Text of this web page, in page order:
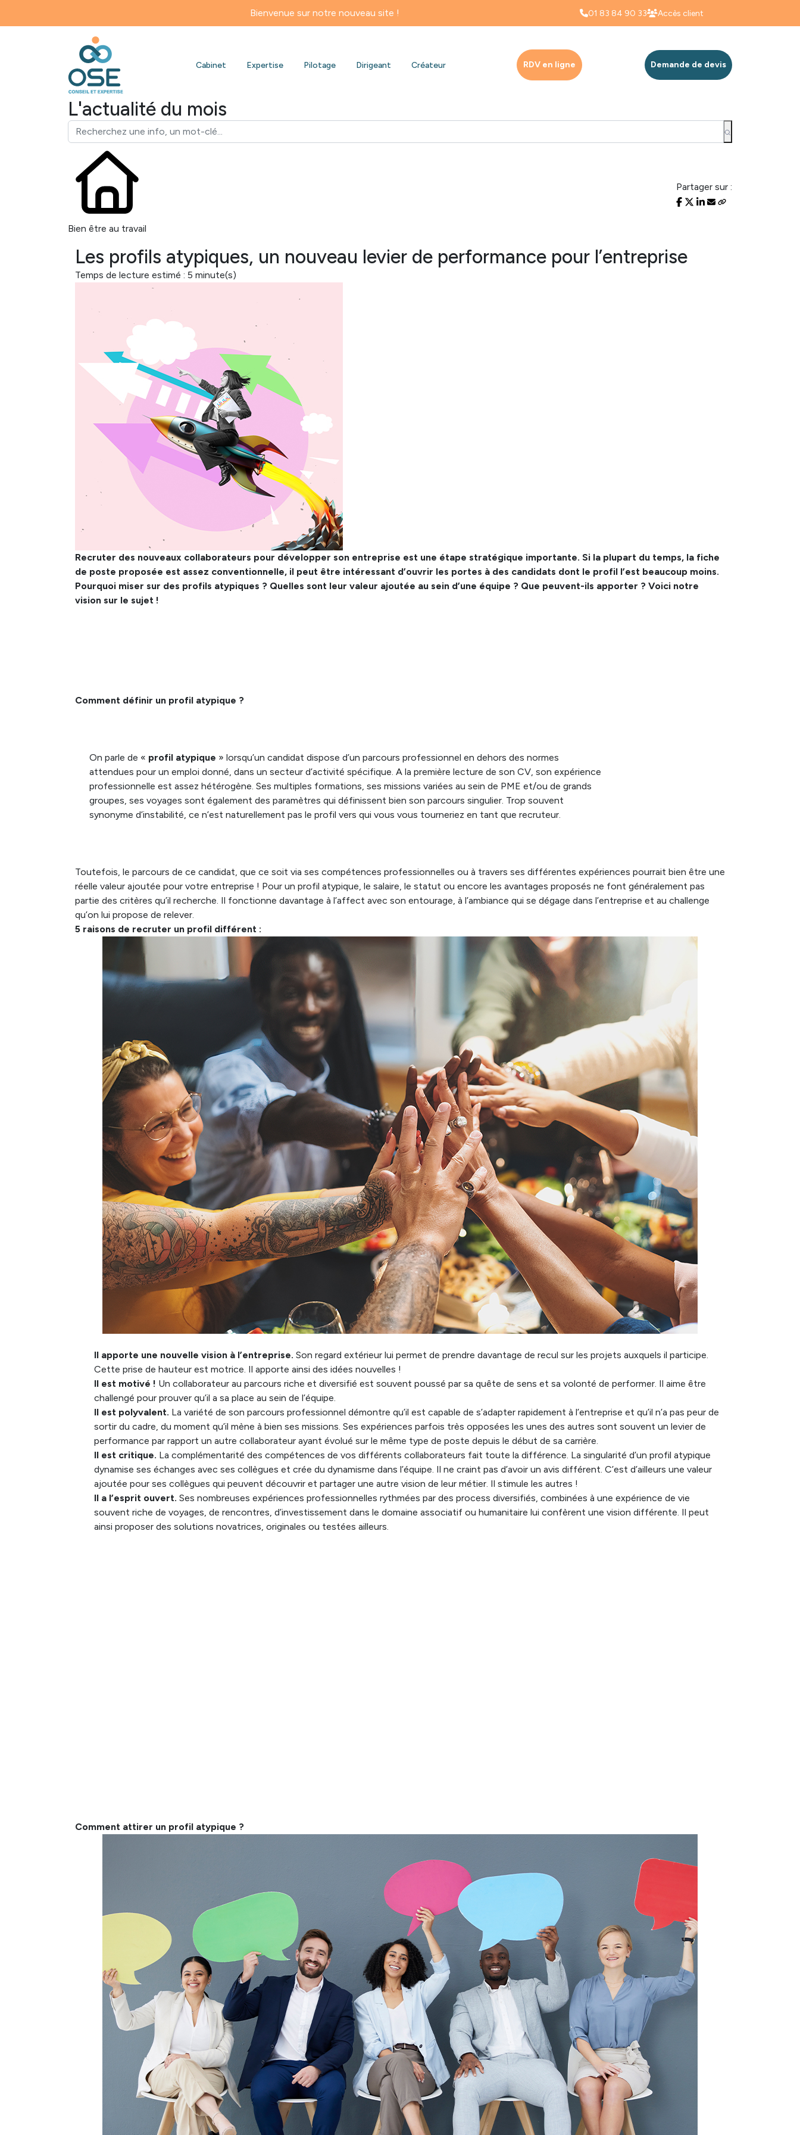
Bienvenue sur notre nouveau site ! 01 83 84 90 33 Accès client
Cabinet Expertise Pilotage Dirigeant Créateur RDV en ligne Demande de devis
L'actualité du mois
Bien être au travail
Partager sur :
Les profils atypiques, un nouveau levier de performance pour l’entreprise
Temps de lecture estimé : 5 minute(s)
Recruter des nouveaux collaborateurs pour développer son entreprise est une étape stratégique importante. Si la plupart du temps, la fiche
de poste proposée est assez conventionnelle, il peut être intéressant d’ouvrir les portes à des candidats dont le profil l’est beaucoup moins.
Pourquoi miser sur des profils atypiques ? Quelles sont leur valeur ajoutée au sein d’une équipe ? Que peuvent-ils apporter ? Voici notre
vision sur le sujet !
Comment définir un profil atypique ?
On parle de « profil atypique » lorsqu’un candidat dispose d’un parcours professionnel en dehors des normes
attendues pour un emploi donné, dans un secteur d’activité spécifique. A la première lecture de son CV, son expérience
professionnelle est assez hétérogène. Ses multiples formations, ses missions variées au sein de PME et/ou de grands
groupes, ses voyages sont également des paramètres qui définissent bien son parcours singulier. Trop souvent
synonyme d’instabilité, ce n’est naturellement pas le profil vers qui vous vous tourneriez en tant que recruteur.
Toutefois, le parcours de ce candidat, que ce soit via ses compétences professionnelles ou à travers ses différentes expériences pourrait bien être une
réelle valeur ajoutée pour votre entreprise ! Pour un profil atypique, le salaire, le statut ou encore les avantages proposés ne font généralement pas
partie des critères qu’il recherche. Il fonctionne davantage à l’affect avec son entourage, à l’ambiance qui se dégage dans l’entreprise et au challenge
qu’on lui propose de relever.
5 raisons de recruter un profil différent :
Il apporte une nouvelle vision à l’entreprise. Son regard extérieur lui permet de prendre davantage de recul sur les projets auxquels il participe.
Cette prise de hauteur est motrice. Il apporte ainsi des idées nouvelles !
Il est motivé ! Un collaborateur au parcours riche et diversifié est souvent poussé par sa quête de sens et sa volonté de performer. Il aime être
challengé pour prouver qu’il a sa place au sein de l’équipe.
Il est polyvalent. La variété de son parcours professionnel démontre qu’il est capable de s’adapter rapidement à l’entreprise et qu’il n’a pas peur de
sortir du cadre, du moment qu’il mène à bien ses missions. Ses expériences parfois très opposées les unes des autres sont souvent un levier de
performance par rapport un autre collaborateur ayant évolué sur le même type de poste depuis le début de sa carrière.
Il est critique. La complémentarité des compétences de vos différents collaborateurs fait toute la différence. La singularité d’un profil atypique
dynamise ses échanges avec ses collègues et crée du dynamisme dans l’équipe. Il ne craint pas d’avoir un avis différent. C’est d’ailleurs une valeur
ajoutée pour ses collègues qui peuvent découvrir et partager une autre vision de leur métier. Il stimule les autres !
Il a l’esprit ouvert. Ses nombreuses expériences professionnelles rythmées par des process diversifiés, combinées à une expérience de vie
souvent riche de voyages, de rencontres, d’investissement dans le domaine associatif ou humanitaire lui confèrent une vision différente. Il peut
ainsi proposer des solutions novatrices, originales ou testées ailleurs.
Comment attirer un profil atypique ?